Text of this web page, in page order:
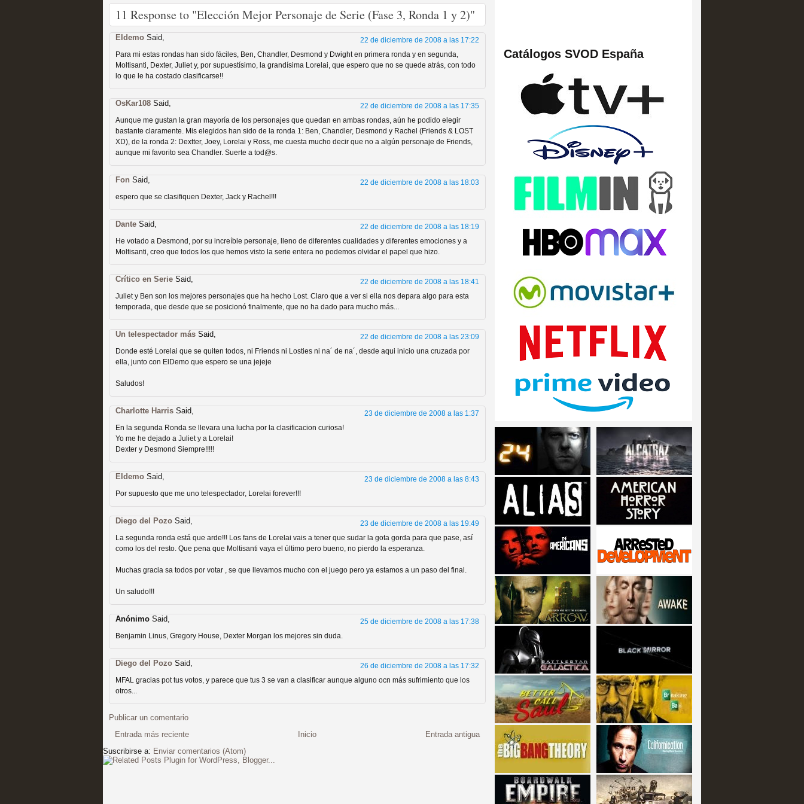
Fin de ciclo para las series de viajes en el tiempo
Taboo es otra miniserie británica que no es
miniserie
MOLTISANTI
Las temporadas de pilotos de Amazon
Recomendación de la semana
Galería con los Mejores Personajes de Series de
Televisión
MOLTISANTI
Recomendación de la semana
Las productoras de las estrellas de cine y
televisión
MOLTISANTI
Recomendación de la semana
11 Response to "Elección Mejor Personaje de Serie (Fase 3, Ronda 1 y 2)"
Eldemo Said,
22 de diciembre de 2008 a las 17:22
Para mi estas rondas han sido fáciles, Ben, Chandler, Desmond y Dwight en primera ronda y en segunda,
Moltisanti, Dexter, Juliet y, por supuestísimo, la grandísima Lorelai, que espero que no se quede atrás, con todo
lo que le ha costado clasificarse!!
OsKar108 Said,
22 de diciembre de 2008 a las 17:35
Aunque me gustan la gran mayoría de los personajes que quedan en ambas rondas, aún he podido elegir
bastante claramente. Mis elegidos han sido de la ronda 1: Ben, Chandler, Desmond y Rachel (Friends & LOST
XD), de la ronda 2: Dextter, Joey, Lorelai y Ross, me cuesta mucho decir que no a algún personaje de Friends,
aunque mi favorito sea Chandler. Suerte a tod@s.
Fon Said,
22 de diciembre de 2008 a las 18:03
espero que se clasifiquen Dexter, Jack y Rachel!!!
Dante Said,
22 de diciembre de 2008 a las 18:19
He votado a Desmond, por su increíble personaje, lleno de diferentes cualidades y diferentes emociones y a
Moltisanti, creo que todos los que hemos visto la serie entera no podemos olvidar el papel que hizo.
Crítico en Serie Said,
22 de diciembre de 2008 a las 18:41
Juliet y Ben son los mejores personajes que ha hecho Lost. Claro que a ver si ella nos depara algo para esta
temporada, que desde que se posicionó finalmente, que no ha dado para mucho más...
Un telespectador más Said,
22 de diciembre de 2008 a las 23:09
Donde esté Lorelai que se quiten todos, ni Friends ni Losties ni na´ de na´, desde aqui inicio una cruzada por
ella, junto con ElDemo que espero se una jejeje
Saludos!
Charlotte Harris Said,
23 de diciembre de 2008 a las 1:37
En la segunda Ronda se llevara una lucha por la clasificacion curiosa!
Yo me he dejado a Juliet y a Lorelai!
Dexter y Desmond Siempre!!!!!
Eldemo Said,
23 de diciembre de 2008 a las 8:43
Por supuesto que me uno telespectador, Lorelai forever!!!
Diego del Pozo Said,
23 de diciembre de 2008 a las 19:49
La segunda ronda está que arde!!! Los fans de Lorelai vais a tener que sudar la gota gorda para que pase, así
como los del resto. Que pena que Moltisanti vaya el último pero bueno, no pierdo la esperanza.
Muchas gracia sa todos por votar , se que llevamos mucho con el juego pero ya estamos a un paso del final.
Un saludo!!!
Anónimo Said,
25 de diciembre de 2008 a las 17:38
Benjamin Linus, Gregory House, Dexter Morgan los mejores sin duda.
Diego del Pozo Said,
26 de diciembre de 2008 a las 17:32
MFAL gracias pot tus votos, y parece que tus 3 se van a clasificar aunque alguno ocn más sufrimiento que los
otros...
Publicar un comentario
Entrada más reciente
Entrada antigua
Inicio
Suscribirse a: Enviar comentarios (Atom)
Catálogos SVOD España